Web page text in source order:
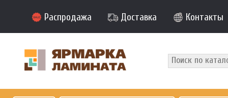
Распродажа Доставка Контакты